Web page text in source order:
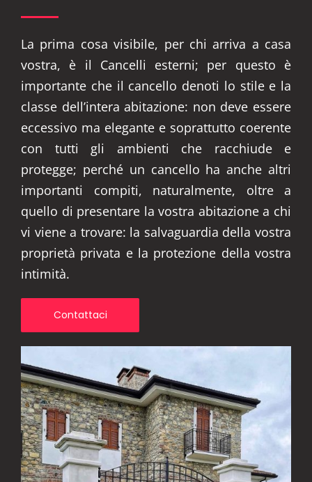
La prima cosa visibile, per chi arriva a casa
vostra, è il Cancelli esterni; per questo è
importante che il cancello denoti lo stile e la
classe dell’intera abitazione: non deve essere
eccessivo ma elegante e soprattutto coerente
con tutti gli ambienti che racchiude e
protegge; perché un cancello ha anche altri
importanti compiti, naturalmente, oltre a
quello di presentare la vostra abitazione a chi
vi viene a trovare: la salvaguardia della vostra
proprietà privata e la protezione della vostra
intimità.
Contattaci